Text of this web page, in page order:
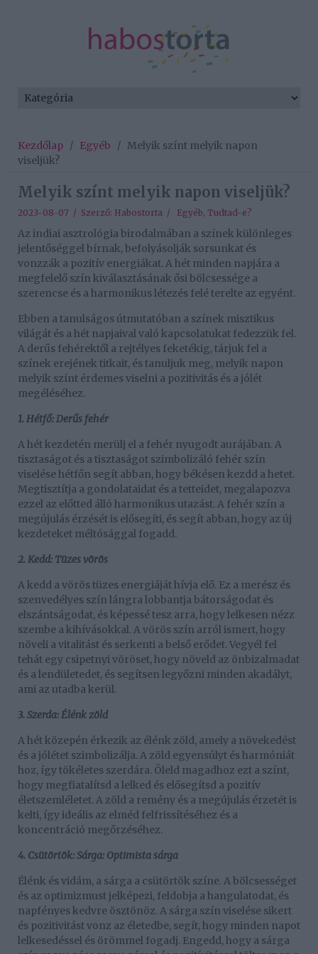
Kezdőlap / Egyéb / Melyik színt melyik napon
viseljük?
Melyik színt melyik napon viseljük?
2023-08-07 / Szerző: Habostorta / Egyéb, Tudtad-e?
Az indiai asztrológia birodalmában a színek különleges
jelentőséggel bírnak, befolyásolják sorsunkat és
vonzzák a pozitív energiákat. A hét minden napjára a
megfelelő szín kiválasztásának ősi bölcsessége a
szerencse és a harmonikus létezés felé terelte az egyént.
Ebben a tanulságos útmutatóban a színek misztikus
világát és a hét napjaival való kapcsolatukat fedezzük fel.
A derűs fehérektől a rejtélyes feketékig, tárjuk fel a
színek erejének titkait, és tanuljuk meg, melyik napon
melyik színt érdemes viselni a pozitivitás és a jólét
megéléséhez.
1. Hétfő: Derűs fehér
A hét kezdetén merülj el a fehér nyugodt aurájában. A
tisztaságot és a tisztaságot szimbolizáló fehér szín
viselése hétfőn segít abban, hogy békésen kezdd a hetet.
Megtisztítja a gondolataidat és a tetteidet, megalapozva
ezzel az előtted álló harmonikus utazást. A fehér szín a
megújulás érzését is elősegíti, és segít abban, hogy az új
kezdeteket méltósággal fogadd.
2. Kedd: Tüzes vörös
A kedd a vörös tüzes energiáját hívja elő. Ez a merész és
szenvedélyes szín lángra lobbantja bátorságodat és
elszántságodat, és képessé tesz arra, hogy lelkesen nézz
szembe a kihívásokkal. A vörös szín arról ismert, hogy
növeli a vitalitást és serkenti a belső erődet. Vegyél fel
tehát egy csipetnyi vöröset, hogy növeld az önbizalmadat
és a lendületedet, és segítsen legyőzni minden akadályt,
ami az utadba kerül.
3. Szerda: Élénk zöld
A hét közepén érkezik az élénk zöld, amely a növekedést
és a jólétet szimbolizálja. A zöld egyensúlyt és harmóniát
hoz, így tökéletes szerdára. Öleld magadhoz ezt a színt,
hogy megfiatalítsd a lelked és elősegítsd a pozitív
életszemléletet. A zöld a remény és a megújulás érzetét is
kelti, így ideális az elméd felfrissítéséhez és a
koncentráció megőrzéséhez.
4. Csütörtök: Sárga: Optimista sárga
Élénk és vidám, a sárga a csütörtök színe. A bölcsességet
és az optimizmust jelképezi, feldobja a hangulatodat, és
napfényes kedvre ösztönöz. A sárga szín viselése sikert
és pozitivitást vonz az életedbe, segít, hogy minden napot
lelkesedéssel és örömmel fogadj. Engedd, hogy a sárga